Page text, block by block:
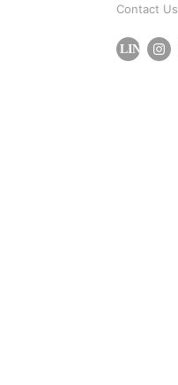
Contact Us